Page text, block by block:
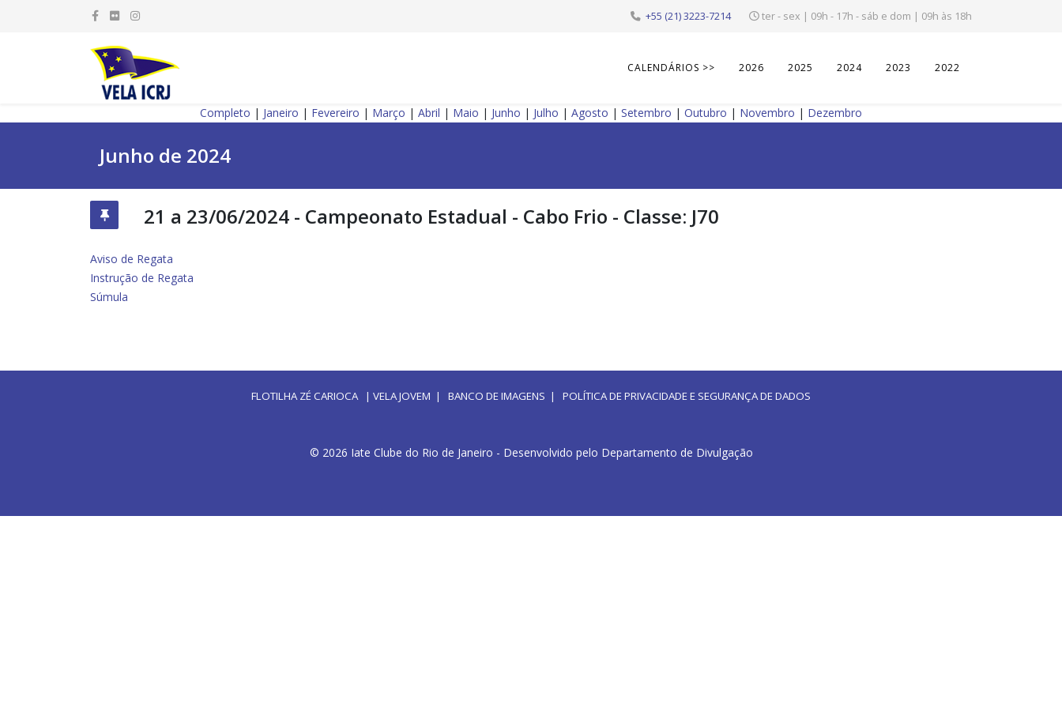
+55 (21) 3223-7214 ter - sex | 09h - 17h - sáb e dom | 09h às 18h
CALENDÁRIOS >> 2026 2025 2024 2023 2022
Completo | Janeiro | Fevereiro | Março | Abril | Maio | Junho | Julho | Agosto | Setembro | Outubro | Novembro | Dezembro
Junho de 2024
21 a 23/06/2024 - Campeonato Estadual - Cabo Frio - Classe: J70
Aviso de Regata
Instrução de Regata
Súmula
FLOTILHA ZÉ CARIOCA| VELA JOVEM | BANCO DE IMAGENS | POLÍTICA DE PRIVACIDADE E SEGURANÇA DE DADOS
© 2026 Iate Clube do Rio de Janeiro - Desenvolvido pelo Departamento de Divulgação